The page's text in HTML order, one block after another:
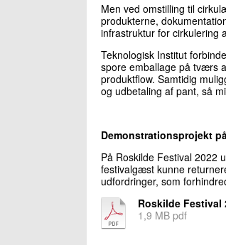
Men ved omstilling til
produkterne,
infrastruktur for cirkulering
Teknologisk Institut
spore emballage på tværs
produktflow. Samtidig
og udbetaling af pant, så
Demonstrationsprojekt
På Roskilde Festival 2022
festivalgæst kunne
udfordringer, som
Roskilde Festival
1,9 MB pdf